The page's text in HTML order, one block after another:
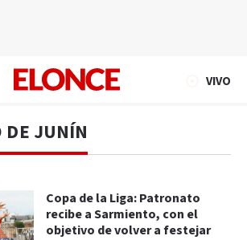
VIVO
DE JUNÍN
Copa de la Liga: Patronato
recibe a Sarmiento, con el
objetivo de volver a festejar